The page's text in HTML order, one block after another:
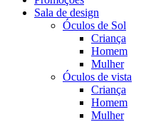
Sala de design
Óculos de Sol
Criança
Homem
Mulher
Óculos de vista
Criança
Homem
Mulher